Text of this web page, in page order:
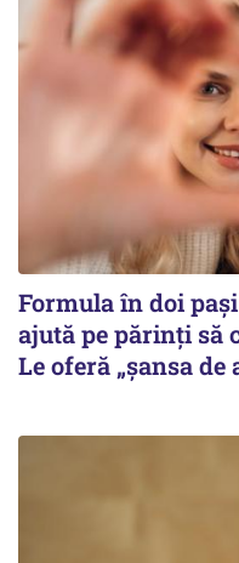
Formula în doi
ajută pe părinți să
Le oferă „șansa de